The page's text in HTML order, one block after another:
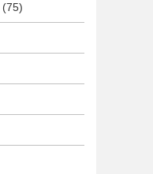
(75)